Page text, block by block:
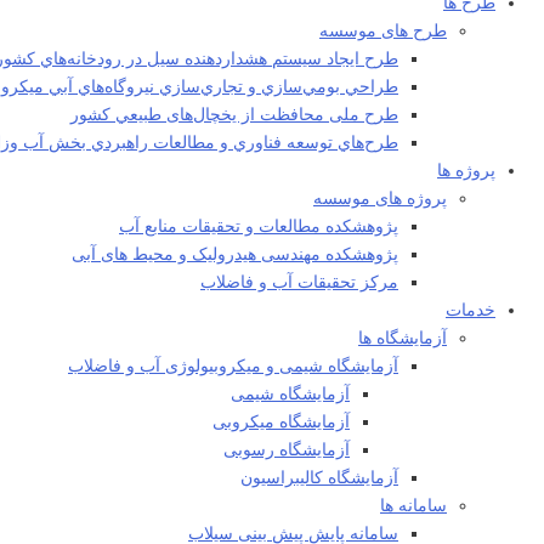
طرح های موسسه
طرح ايجاد سيستم هشداردهنده سيل در رودخانه‌هاي كشور
طراحي بومي‌سازي و تجاري‌سازي نيروگاه‌هاي آبي ميکرو
طرح ملی محافظت از يخچال‌های طبيعي كشور
طرح‌هاي توسعه فناوري و مطالعات راهبردي بخش آب
پروژه ها
پروژه های موسسه
پژوهشکده مطالعات و تحقيقات منابع آب
پژوهشکده مهندسی هیدرولیک و محیط های آبی
مرکز تحقیقات آب و فاضلاب
خدمات
آزمایشگاه ها
آزمایشگاه شیمی و میکروبیولوژی آب و فاضلاب
آزمایشگاه شیمی
آزمایشگاه میکروبی
آزمایشگاه رسوبی
آزمایشگاه کالیبراسیون
سامانه ها
سامانه پایش پیش بینی سیلاب